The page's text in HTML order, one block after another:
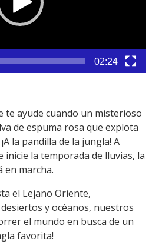
02:24
te ayude cuando un misterioso
de espuma rosa que explota
la pandilla de la jungla! A
inicie la temporada de lluvias, la
marcha.
el Lejano Oriente,
y océanos, nuestros
el mundo en busca de un
favorita!